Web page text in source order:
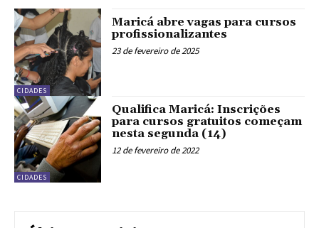
CIDADES
Maricá abre vagas para cursos
profissionalizantes
23 de fevereiro de 2025
CIDADES
Qualifica Maricá: Inscrições
para cursos gratuitos começam
nesta segunda (14)
12 de fevereiro de 2022